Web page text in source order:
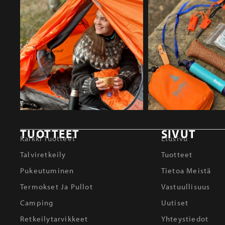
TUOTTEET
Kaikki Tuotteet
Talviretkeily
Pukeutuminen
Termokset Ja Pullot
Camping
Retkeilytarvikkeet
SIVUT
Etusivu
Tuotteet
Tietoa Meistä
Vastuullisuus
Uutiset
Yhteystiedot